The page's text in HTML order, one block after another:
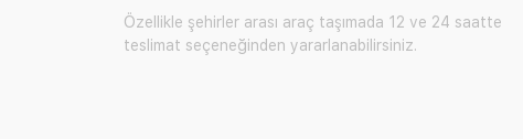
Özellikle şehirler arası araç taşımada 12 ve 24 saatte
teslimat seçeneğinden yararlanabilirsiniz.